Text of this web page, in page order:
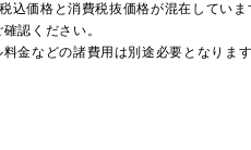
込価格と消費税抜価格が混在していま
認ください。
金などの諸費用は別途必要となります